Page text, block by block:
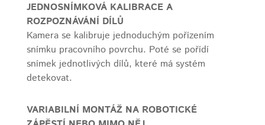
JEDNOSNÍMKOVÁ KALIBRACE A
ROZPOZNÁVÁNÍ DÍLŮ
Kamera se kalibruje jednoduchým pořízením
snímku pracovního povrchu. Poté se pořídí
snímek jednotlivých dílů, které má systém
detekovat.
VARIABILNÍ MONTÁŽ NA ROBOTICKÉ